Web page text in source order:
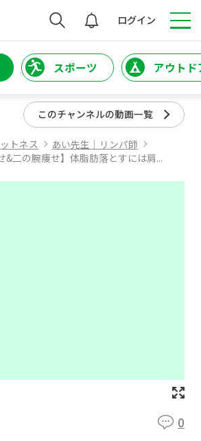
検索 ログイン
スポーツ アウトド
このチャンネルの動画一覧
トネス
あい先生｜リンパ師
&二の腕痩せ】体脂肪落とすには肩...
0